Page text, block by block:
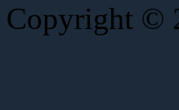
Copyright ©